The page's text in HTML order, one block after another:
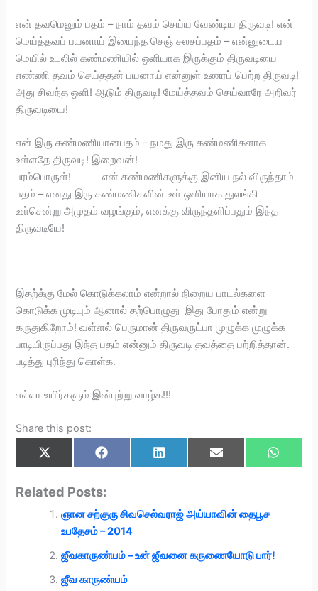
என் தவமெனும் பதம் – நாம் தவம் செய்ய வேண்டிய திருவடி! என்
மெய்த்தவப் பயனாய் இயைந்த செஞ் சலசப்பதம் – என்னுடைய
மெயில் உடலில் கண்மணியில் ஒளியாக இருக்கும் திருவடியை
எண்ணி தவம் செய்ததன் பயனாய் என்னுள் உணரப் பெற்ற திருவடி!
அது சிவந்த ஒளி! ஆடும் திருவடி! மேய்த்தவம் செய்வாரே அறிவர்
திருவடியை!
என் இரு கண்மணியானபதம் – நமது இரு கண்மணிகளாக
உள்ளதே திருவடி! இறைவன்!
பரம்பொருள்! என் கண்மணிகளுக்கு இனிய நல் விருந்தாம்
பதம் – எனது இரு கண்மணிகளின் உள் ஒளியாக துலங்கி
உள்சென்று அமுதம் வழங்கும், எனக்கு விருந்தளிப்பதும் இந்த
திருவடியே!
இதற்க்கு மேல் கொடுக்கலாம் என்றால் நிறைய பாடல்களை
கொடுக்க முடியும் ஆனால் தற்பொழுது இது போதும் என்று
கருதுகிறோம்! வள்ளல் பெருமான் திருவருட்பா முழுக்க முழுக்க
பாடியிருப்பது இந்த பதம் என்னும் திருவடி தவத்தை பற்றித்தான்.
படித்து புரிந்து கொள்க.
எல்லா உயிர்களும் இன்புற்று வாழ்க!!!
Share this post:
Share
on
X
(
w
i
t
t
Share
on
F
a
o
k
Share
on
L
i
I
Share
on
E
m
Share
on
W
h
Related Posts:
ஞான சற்குரு சிவசெல்வராஜ் அய்யாவின் தைபூச
உபதேசம் – 2014
ஜீவகாருண்யம் – உன் ஜீவனை கருணையோடு பார்!
ஜீவ காருண்யம்